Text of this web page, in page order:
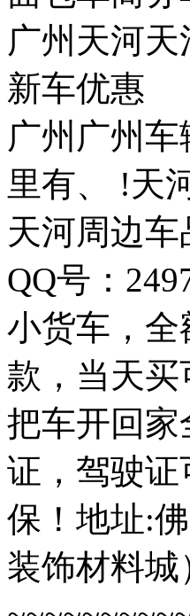
广州天河天
新车优惠
广州广州
里有、 !天
天河周边
QQ号：
小货车，
款，当天
把车开回家
证，驾驶
保！地址:
装饰材料